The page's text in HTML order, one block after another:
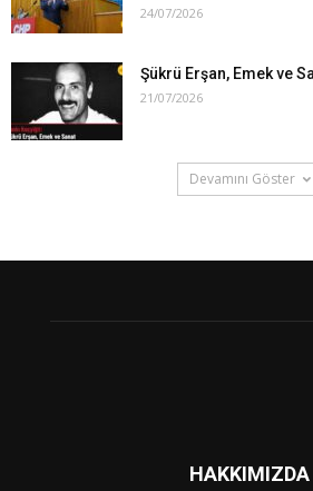
24/07/2026
Şükrü Erşan, Emek ve
21/07/2026
Devamını Göster
HAKKIMIZDA